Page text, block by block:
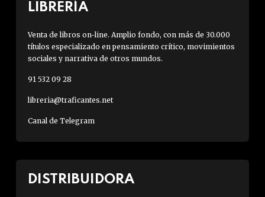
LIBRERÍA
Venta de libros on-line. Amplio fondo, con más de 30.000
títulos especializado en pensamiento crítico, movimientos
sociales y narrativa de otros mundos.
91 532 09 28
libreria@traficantes.net
Canal de Telegram
DISTRIBUIDORA